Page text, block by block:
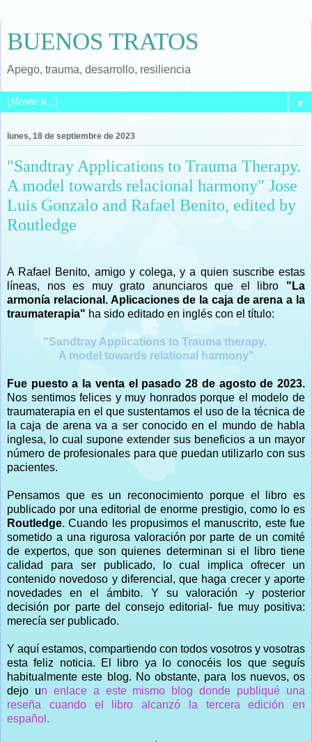
BUENOS TRATOS
Apego, trauma, desarrollo, resiliencia
▼
lunes, 18 de septiembre de 2023
"Sandtray Applications to Trauma Therapy.
A model towards relacional harmony" Jose
Luis Gonzalo and Rafael Benito, edited by
Routledge
A Rafael Benito, amigo y colega, y a quien suscribe estas
líneas, nos es muy grato anunciaros que el libro "La
armonía relacional. Aplicaciones de la caja de arena a la
traumaterapia" ha sido editado en inglés con el título:
"Sandtray Applications to Trauma therapy.
A model towards relational harmony"
Fue puesto a la venta el pasado 28 de agosto de 2023.
Nos sentimos felices y muy honrados porque el modelo de
traumaterapia en el que sustentamos el uso de la técnica de
la caja de arena va a ser conocido en el mundo de habla
inglesa, lo cual supone extender sus beneficios a un mayor
número de profesionales para que puedan utilizarlo con sus
pacientes.
Pensamos que es un reconocimiento porque el libro es
publicado por una editorial de enorme prestigio, como lo es
Routledge. Cuando les propusimos el manuscrito, este fue
sometido a una rigurosa valoración por parte de un comité
de expertos, que son quienes determinan si el libro tiene
calidad para ser publicado, lo cual implica ofrecer un
contenido novedoso y diferencial, que haga crecer y aporte
novedades en el ámbito. Y su valoración -y posterior
decisión por parte del consejo editorial- fue muy positiva:
merecía ser publicado.
Y aquí estamos, compartiendo con todos vosotros y vosotras
esta feliz noticia. El libro ya lo conocéis los que seguís
habitualmente este blog. No obstante, para los nuevos, os
dejo un enlace a este mismo blog donde publiqué una
reseña cuando el libro alcanzó la tercera edición en
español.